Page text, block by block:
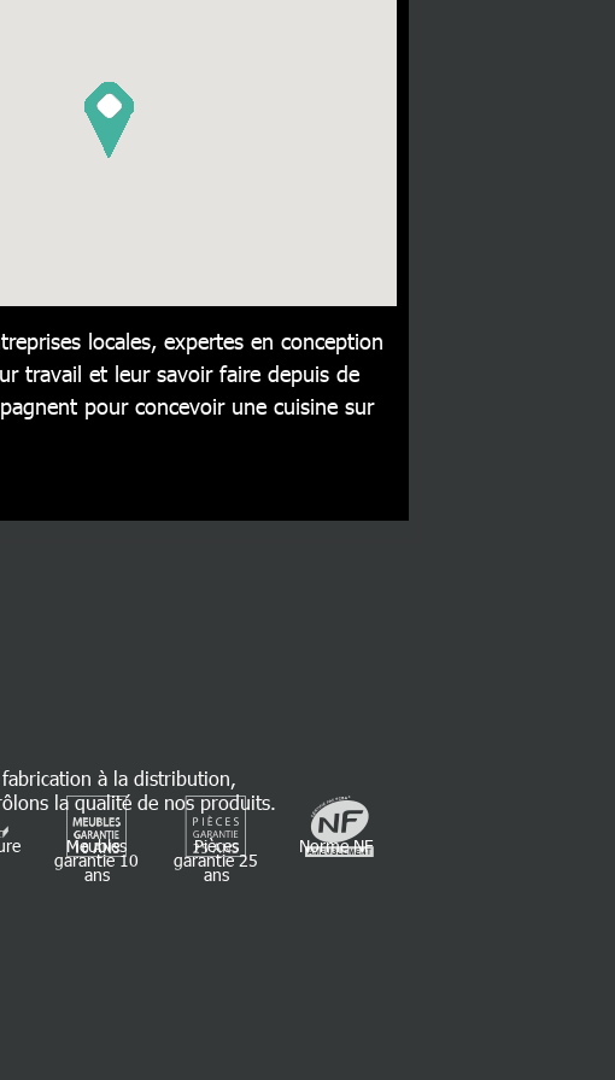
locales, expertes en conception
travail et leur savoir faire depuis de
pour concevoir une cuisine sur
à la distribution,
la qualité de nos produits.
Meubles
garantie 10
ans
Pièces
garantie 25
ans
Norme NF